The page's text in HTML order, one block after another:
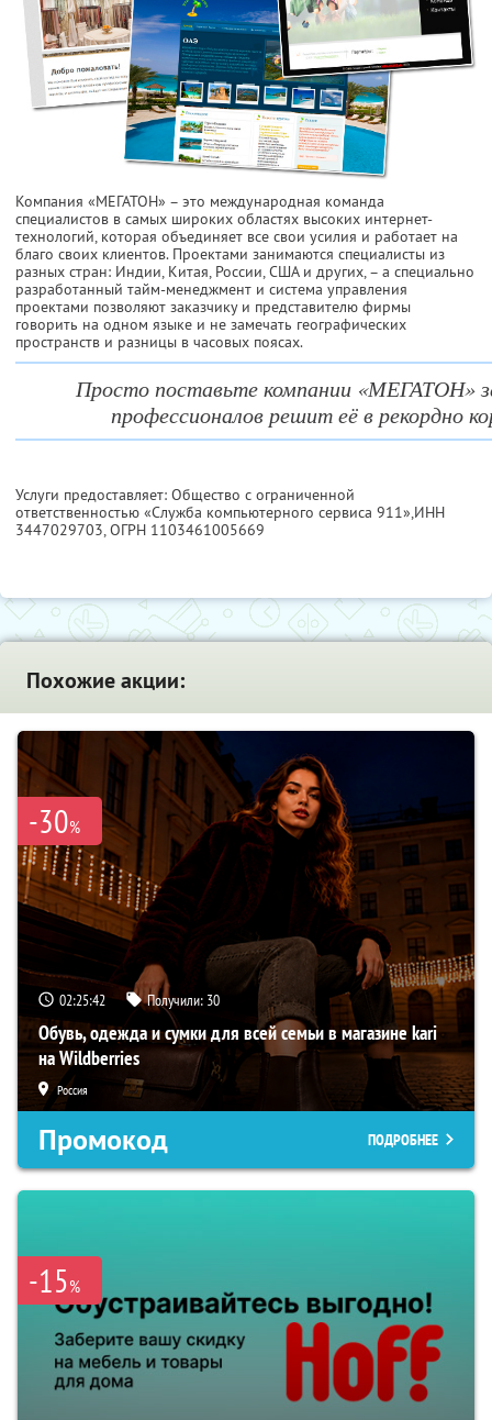
Компания «МЕГАТОН» – это международная команда
специалистов в самых широких областях высоких интернет-
технологий, которая объединяет все свои усилия и работает на
благо своих клиентов. Проектами занимаются специалисты из
разных стран: Индии, Китая, России, США и других, – а специально
разработанный тайм-менеджмент и система управления
проектами позволяют заказчику и представителю фирмы
говорить на одном языке и не замечать географических
пространств и разницы в часовых поясах.
Просто поставьте компании «МЕГАТОН»
профессионалов решит её в рекордно
Услуги предоставляет: Общество с ограниченной
ответственностью «Служба компьютерного сервиса 911»,ИНН
3447029703, ОГРН 1103461005669
Похожие акции:
-30%
02:25:40 Получили: 30
Обувь, одежда и сумки для всей семьи в магазине kari
на Wildberries
Россия
Промокод ПОДРОБНЕЕ
-15%